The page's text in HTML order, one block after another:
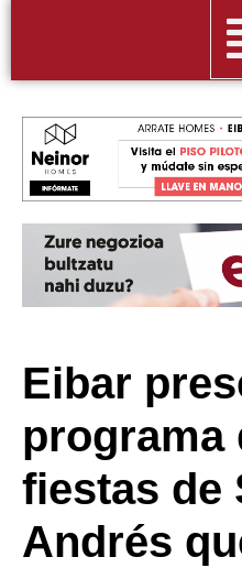
Eibar
programa
fiestas de
Andrés